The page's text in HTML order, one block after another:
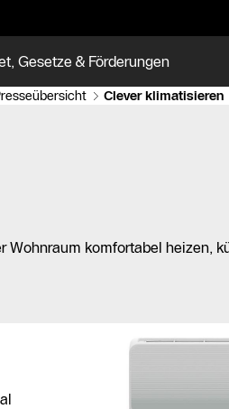
Gesetze & Förderungen
Clever klimatisieren
komfortabel heizen,